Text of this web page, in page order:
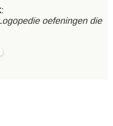
:
oefeningen die